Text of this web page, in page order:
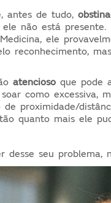
antes de tudo,
ele não está
ele
reconhecimento,
atencioso que pode
como excessiva,
de proximidade/
quanto mais ele
desse seu